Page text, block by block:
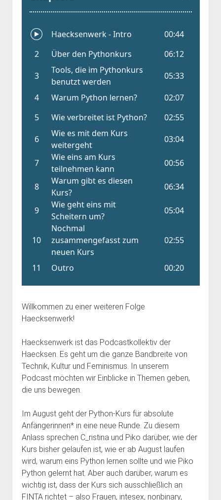
Willkommen zu einer weiteren Folge
Haecksenwerk!
Haecksenwerk ist das Podcastkollektiv der
Haecksen. Es geht um die ganze Bandbreite von
Technik, Kultur und Feminismus. In unserem
Podcast möchten wir Einblicke in Themen geben,
die uns bewegen.
Im August geht der Python-Kurs für absolute
Anfängerinnen* in eine neue Runde. Zu diesem
Anlass sprechen C_ristina und Piko darüber, wie der
Kurs bisher gelaufen ist, wie er ab August laufen
wird, warum eins Python lernen sollte und wie Piko
Python gelernt hat. Aber auch darüber, warum es
wichtig ist, dass der Kurs sich ausschließlich an
FINTA richtet – also Frauen, intesex, nonbinary,